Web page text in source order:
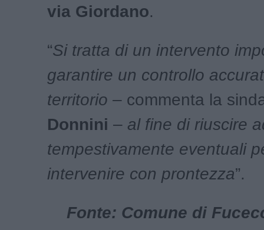
via Giordano.
“Si tratta di un intervento
garantire un controllo
territorio – commenta la
Donnini – al fine di riuscire
tempestivamente eventuali
intervenire con prontezza”.
Fonte: Comune di